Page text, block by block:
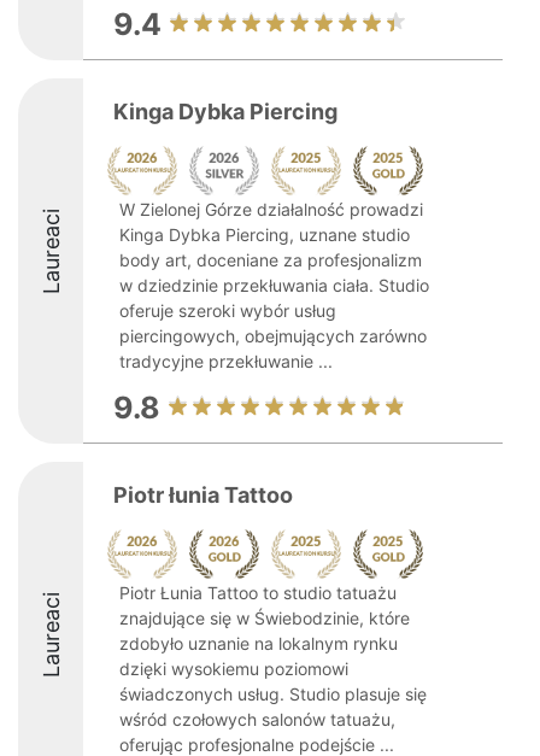
9.4
Laureaci
Kinga Dybka Piercing
W Zielonej Górze działalność prowadzi
Kinga Dybka Piercing, uznane studio
body art, doceniane za profesjonalizm
w dziedzinie przekłuwania ciała. Studio
oferuje szeroki wybór usług
piercingowych, obejmujących zarówno
tradycyjne przekłuwanie ...
9.8
Laureaci
Piotr łunia Tattoo
Piotr Łunia Tattoo to studio tatuażu
znajdujące się w Świebodzinie, które
zdobyło uznanie na lokalnym rynku
dzięki wysokiemu poziomowi
świadczonych usług. Studio plasuje się
wśród czołowych salonów tatuażu,
oferując profesjonalne podejście ...